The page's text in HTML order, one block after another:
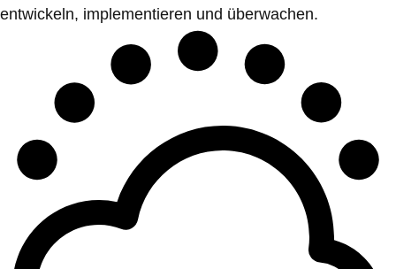
entwickeln, implementieren und überwachen.